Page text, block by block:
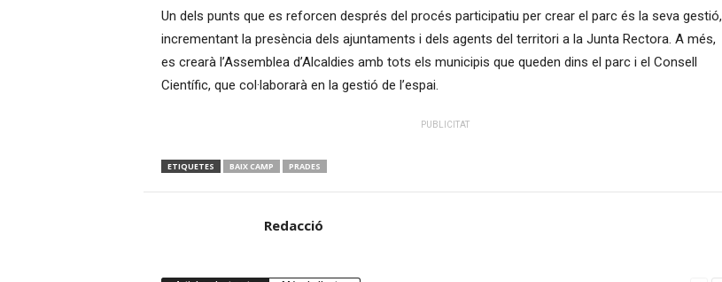
Un dels punts que es reforcen després del procés participatiu per crear el parc és la seva gestió,
incrementant la presència dels ajuntaments i dels agents del territori a la Junta Rectora. A més,
es crearà l’Assemblea d’Alcaldies amb tots els municipis que queden dins el parc i el Consell
Científic, que col·laborarà en la gestió de l’espai.
PUBLICITAT
ETIQUETES BAIX CAMP PRADES
Redacció